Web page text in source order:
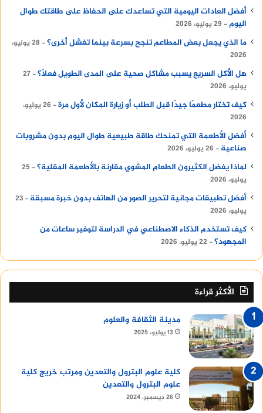
أفضل العادات اليومية التي تساعدك على الحفاظ على طاقتك طوال
اليوم
29 يوليو، 2026
ما الذي يجعل بعض المطاعم تنجح بسرعة بينما تفشل أخرى؟
28 يوليو،
2026
هل الأكل السريع يسبب مشاكل صحية على المدى الطويل فعلًا؟ 27
يوليو، 2026
كيف تختار مطعمًا جيدًا قبل الطلب أو زيارة المكان لأول مرة
26 يوليو،
2026
أفضل الأطعمة التي تمنحك طاقة طبيعية طوال اليوم بدون مشروبات
صناعية
26 يوليو، 2026
لماذا يفضل الكثيرون الطعام المشوي مقارنة بالأطعمة المقلية؟
25
يوليو، 2026
أفضل تطبيقات مجانية لتحرير الصور من الهاتف بدون خبرة مسبقة
23
يوليو، 2026
كيف تستخدم الذكاء الاصطناعي في الدراسة لتوفير ساعات من
المجهود؟ 22 يوليو، 2026
الأكثر قراءة
مدينة الثقافة والعلوم
13 يوليو، 2025
كلية علوم البترول والتعدين ومرتب خريج كلية
علوم البترول والتعدين
26 ديسمبر، 2024